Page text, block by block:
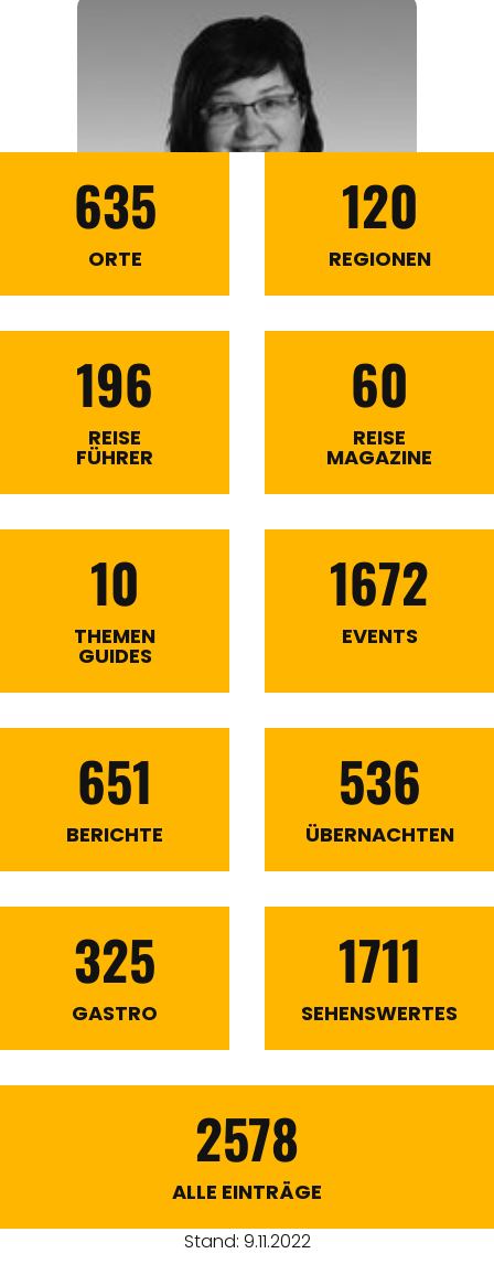
635
ORTE
120
REGIONEN
196
REISE
FÜHRER
60
REISE
MAGAZINE
10
THEMEN
GUIDES
1672
EVENTS
651
BERICHTE
536
ÜBERNACHTEN
325
GASTRO
1711
SEHENSWERTES
2578
ALLE EINTRÄGE
Stand: 9.11.2022